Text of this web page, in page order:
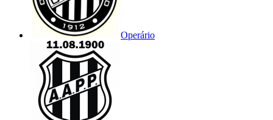
Operário